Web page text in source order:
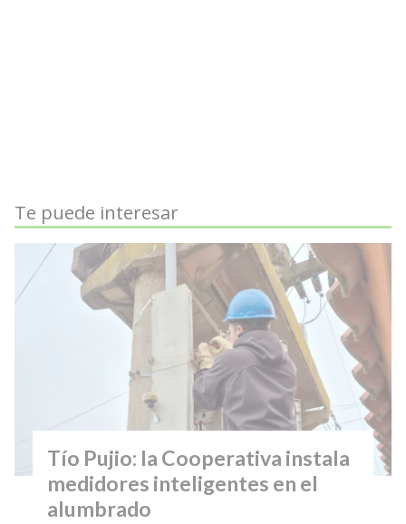
Te puede interesar
Tío Pujio: la Cooperativa instala
medidores inteligentes en el
alumbrado